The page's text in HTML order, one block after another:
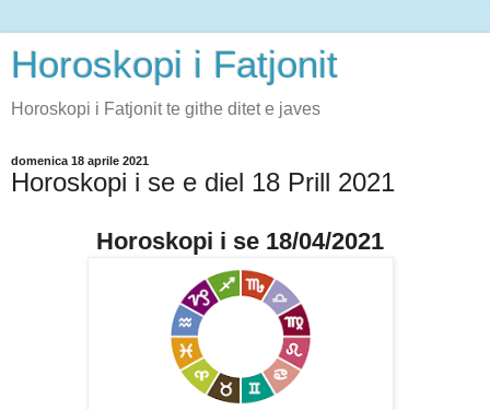
Horoskopi i Fatjonit
Horoskopi i Fatjonit te githe ditet e javes
domenica 18 aprile 2021
Horoskopi i se e diel 18 Prill 2021
Horoskopi i se 18/04/2021